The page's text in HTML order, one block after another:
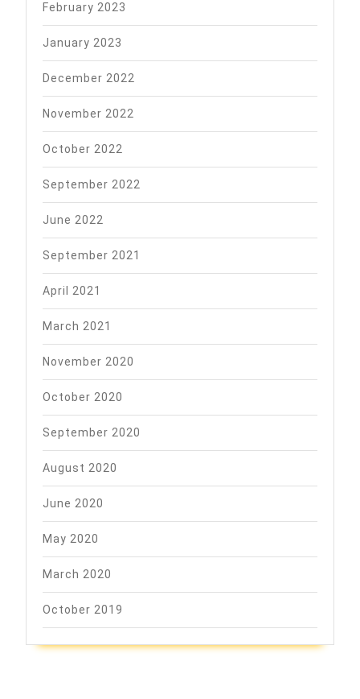
February 2023
January 2023
December 2022
November 2022
October 2022
September 2022
June 2022
September 2021
April 2021
March 2021
November 2020
October 2020
September 2020
August 2020
June 2020
May 2020
March 2020
October 2019